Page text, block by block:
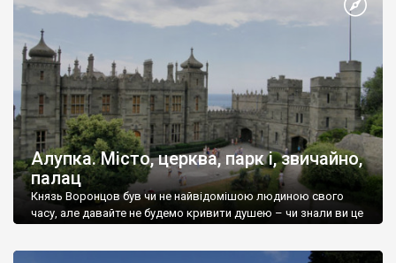
Алупка. Місто, церква, парк і, звичайно,
палац
Князь Воронцов був чи не найвідомішою людиною свого
часу, але давайте не будемо кривити душею – чи знали ви це